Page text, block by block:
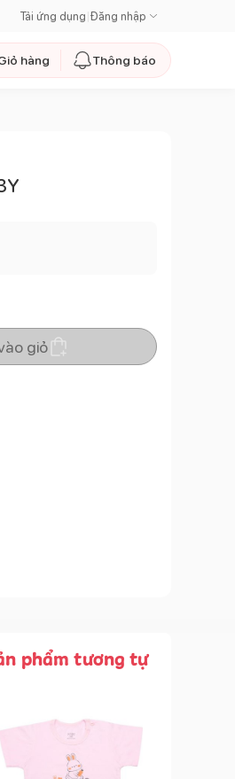
Tải ứng dụng Đăng nhập
hàng Thông báo
giỏ
phẩm tương tự